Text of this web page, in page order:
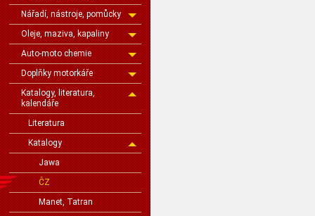
Nářadí, nástroje, pomůcky
Oleje, maziva, kapaliny
Auto-moto chemie
Doplňky motorkáře
Katalogy, literatura,
kalendáře
Literatura
Katalogy
Jawa
ČZ
Manet, Tatran